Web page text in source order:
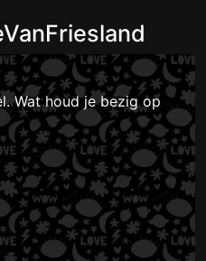
Wat houd je bezig op